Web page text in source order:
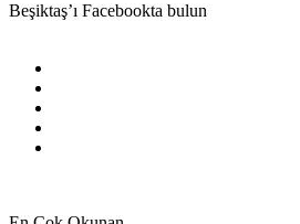
Beşiktaş’ı Facebookta bulun